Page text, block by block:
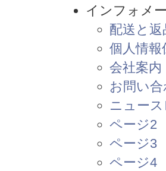
インフォメ
配送と
個人情報
会社案内
お問い
ニュー
ページ2
ページ3
ページ4